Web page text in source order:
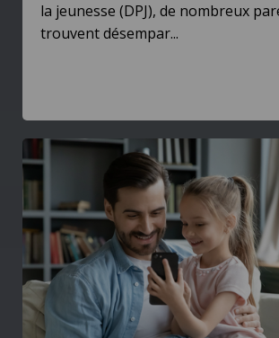
la jeunesse (DPJ), de nombreux
trouvent désempar...